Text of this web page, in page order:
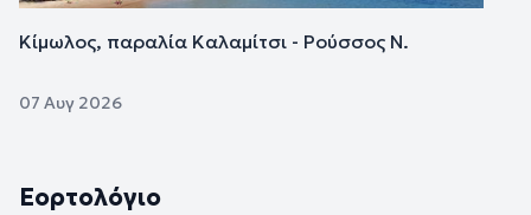
Κίμωλος, παραλία Καλαμίτσι - Ρούσσος Ν.
07 Αυγ 2026
Εορτολόγιο